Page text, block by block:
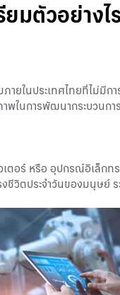
มตัวอย่าง
ยในประเทศไทยที่ไม่มี
พในการพัฒนากระบวนก
ตอร์ หรือ อุปกรณ์อิเล็กท
ชีวิตประจำวันของมนุษย์